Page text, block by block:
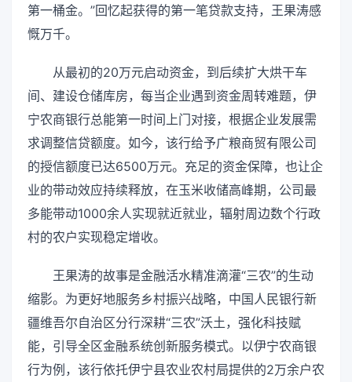
第一桶金。”回忆起获得的第一笔贷款支持，王果涛感
慨万千。
从最初的20万元启动资金，到后续扩大烘干车
间、建设仓储库房，每当企业遇到资金周转难题，伊
宁农商银行总能第一时间上门对接，根据企业发展需
求调整信贷额度。如今，该行给予广粮商贸有限公司
的授信额度已达6500万元。充足的资金保障，也让企
业的带动效应持续释放，在玉米收储高峰期，公司最
多能带动1000余人实现就近就业，辐射周边数个行政
村的农户实现稳定增收。
王果涛的故事是金融活水精准滴灌“三农”的生动
缩影。为更好地服务乡村振兴战略，中国人民银行新
疆维吾尔自治区分行深耕“三农”沃土，强化科技赋
能，引导全区金融系统创新服务模式。以伊宁农商银
行为例，该行依托伊宁县农业农村局提供的2万余户农